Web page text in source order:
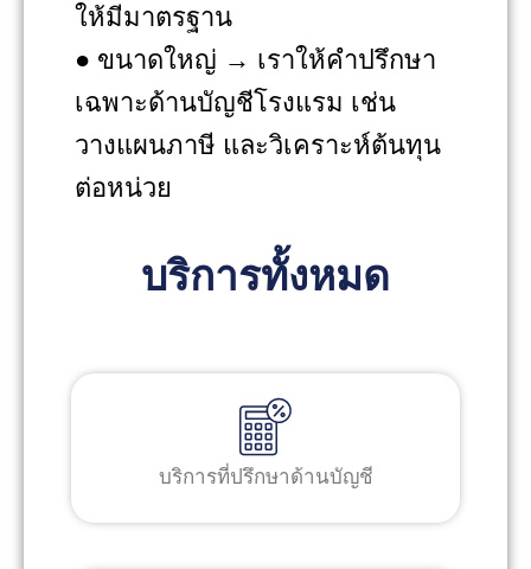
ให้มีมาตรฐาน
● ขนาดใหญ่ → เราให้คำปรึกษา
เฉพาะด้านบัญชีโรงแรม เช่น
วางแผนภาษี และวิเคราะห์ต้นทุน
ต่อหน่วย
บริการทั้งหมด
บริการที่ปรึกษาด้านบัญชี